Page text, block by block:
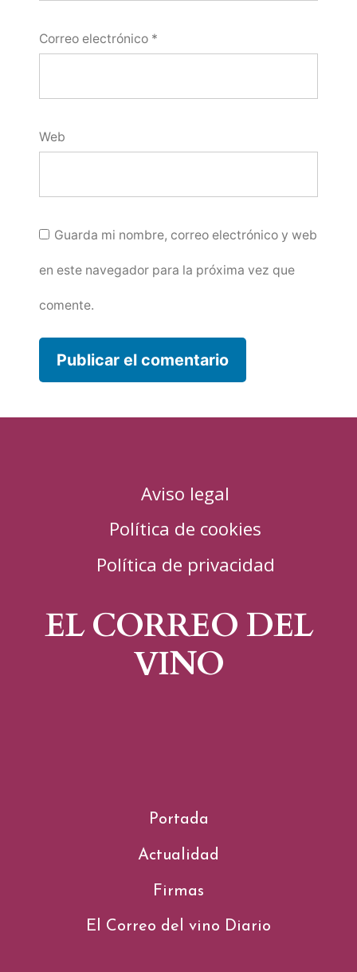
Correo electrónico *
Web
Guarda mi nombre, correo electrónico y web
en este navegador para la próxima vez que
comente.
Aviso legal
Política de cookies
Política de privacidad
EL CORREO DEL
VINO
Portada
Actualidad
Firmas
El Correo del vino Diario